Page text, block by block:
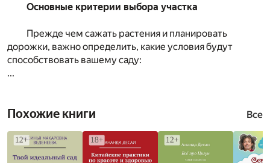
Основные критерии выбора участка
Прежде чем сажать растения и планировать
дорожки, важно определить, какие условия будут
способствовать вашему саду:
...
Похожие книги Все